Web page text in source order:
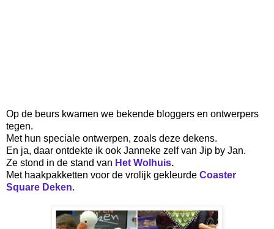
Op de beurs kwamen we bekende bloggers en ontwerpers
tegen.
Met hun speciale ontwerpen, zoals deze dekens.
En ja, daar ontdekte ik ook Janneke zelf van Jip by Jan.
Ze stond in de stand van Het Wolhuis.
Met haakpakketten voor de vrolijk gekleurde Coaster
Square Deken.